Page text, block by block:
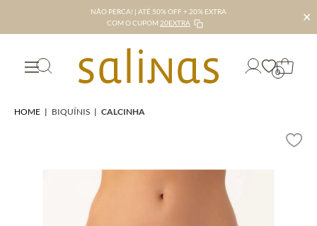
NÃO PERCA! | ATÉ 50% OFF + 20% EXTRA
COM O CUPOM 20EXTRA ✕
0
HOME | BIQUÍNIS | CALCINHA